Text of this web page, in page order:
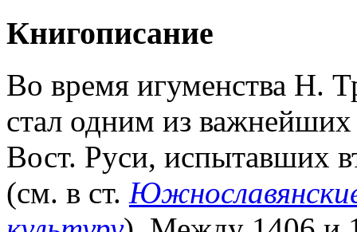
Книгописание
Во время игуменства Н.
стал одним из
Вост. Руси, испытавших
(см. в ст.